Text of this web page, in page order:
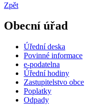
Zpět
Obecní úřad
Úřední deska
Povinné informace
e-podatelna
Úřední hodiny
Zastupitelstvo obce
Poplatky
Odpady